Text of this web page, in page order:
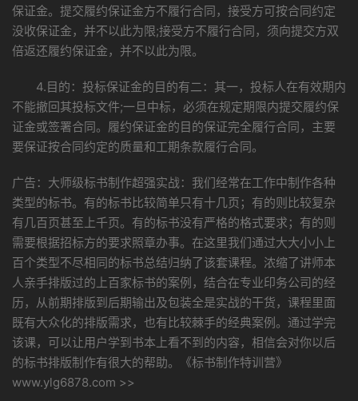
保证金。提交履约保证金方不履行合同，接受方可按合同约定
没收保证金，并不以此为限;接受方不履行合同，须向提交方双
倍返还履约保证金，并不以此为限。
4.目的：投标保证金的目的有二：其一，投标人在有效期内
不能撤回其投标文件;一旦中标，必须在规定期限内提交履约保
证金或签署合同。履约保证金的目的保证完全履行合同，主要
要保证按合同约定的质量和工期条款履行合同。
广告：大师级标书制作超强实战：我们经常在工作中制作各种
类型的标书。有的标书比较简单只有十几页；有的则比较复杂
有几百页甚至上千页。有的标书没有严格的格式要求；有的则
需要根据招标方的要求照章办事。在这里我们通过大大小小上
百个类型不尽相同的标书总结归纳了该套课程。浓缩了讲师本
人亲手排版过的上百家标书的案例，结合在专业印务公司的经
历，从前期排版到后期输出及包装全是实战的干货，课程里面
既有大众化的排版需求，也有比较棘手的经典案例。通过学完
该课，可以让用户学到书本上看不到的内容，相信会对你以后
的标书排版制作有很大的帮助。《标书制作特训营》
www.ylg6878.com >>